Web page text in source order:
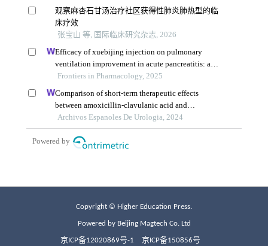
Copyright © Higher Education Press.
Powered by Beijing Magtech Co. Ltd
京ICP备12020869号-1 京ICP备150856号